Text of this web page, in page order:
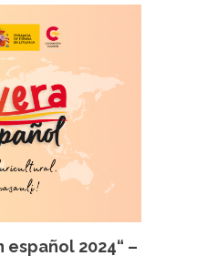
español 2024“ –